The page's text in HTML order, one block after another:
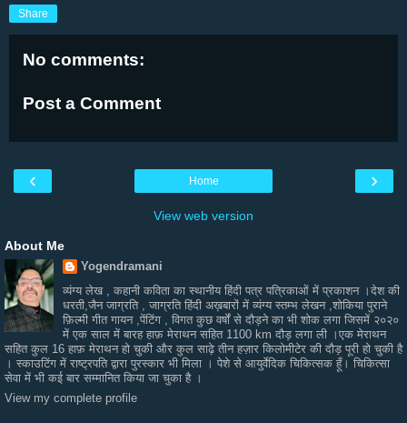
Share
No comments:
Post a Comment
‹ ›
Home
View web version
About Me
Yogendramani
व्यंग्य लेख , कहानी कविता का स्थानीय हिंदी पत्र पत्रिकाओं में प्रकाशन ।देश की
धरती,जैन जाग्रति , जाग्रति हिंदी अख़बारों में व्यंग्य स्तम्भ लेखन ,शोकिया पुराने
फ़िल्मी गीत गायन ,पेंटिंग , विगत कुछ वर्षों से दौड़ने का भी शोक लगा जिसमें २०२०
में एक साल में बारह हाफ़ मेराथन सहित 1100 km दौड़ लगा ली ।एक मेराथन
सहित कुल 16 हाफ़ मेराथन हो चुकी और कुल साढ़े तीन हज़ार किलोमीटेर की दौड़ पूरी हो चुकी है
। स्काउटिंग में राष्ट्रपति द्वारा पुरस्कार भी मिला । पेशे से आयुर्वेदिक चिकित्सक हूँ। चिकित्सा
सेवा में भी कई बार सम्मानित किया जा चुका है ।
View my complete profile